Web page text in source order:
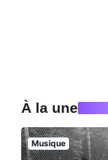
À la une
Musique